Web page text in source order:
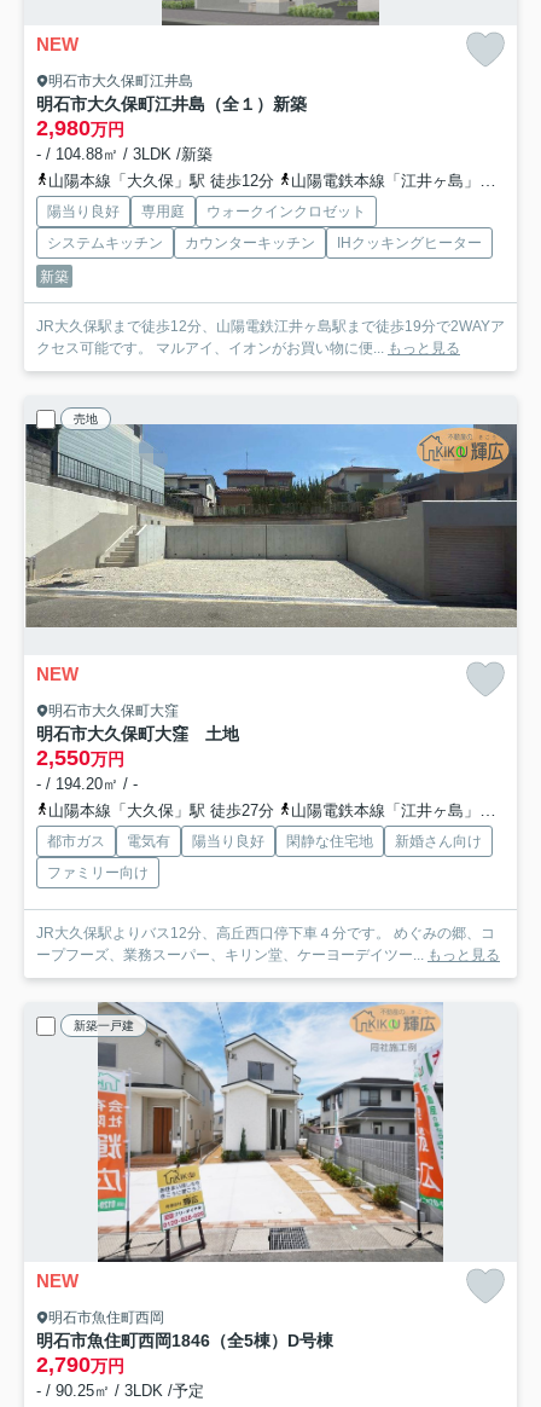
NEW
明石市大久保町江井島
明石市大久保町江井島（全１）新築
2,980万円
- / 104.88㎡ / 3LDK /新築
山陽本線「大久保」駅 徒歩12分
山陽電鉄本線「江井ヶ島」駅 徒歩19分
陽当り良好 専用庭
ウォークインクロゼット
システムキッチン
カウンターキッチン
IHクッキングヒーター
新築
JR大久保駅まで徒歩12分、山陽電鉄江井ヶ島駅まで徒歩19分で2WAYア
クセス可能です。 マルアイ、イオンがお買い物に便... もっと見る
売地
NEW
明石市大久保町大窪
明石市大久保町大窪 土地
2,550万円
- / 194.20㎡ / -
山陽本線「大久保」駅 徒歩27分
山陽電鉄本線「江井ヶ島」駅 徒歩49分
都市ガス 電気有 陽当り良好 閑静な住宅地
新婚さん向け
ファミリー向け
JR大久保駅よりバス12分、高丘西口停下車４分です。 めぐみの郷、コ
ープフーズ、業務スーパー、キリン堂、ケーヨーデイツー... もっと見る
新築一戸建
NEW
明石市魚住町西岡
明石市魚住町西岡1846（全5棟）D号棟
2,790万円
- / 90.25㎡ / 3LDK /予定